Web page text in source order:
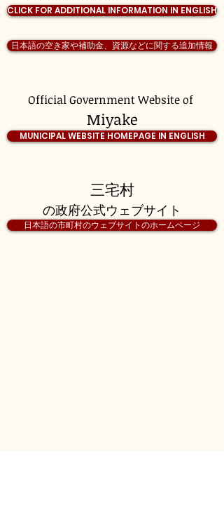
Official Government Website of
Miyake
CLICK FOR ADDITIONAL INFORMATION IN ENGLISH
日本語の空き家や補助金、資源などに関する追加情報
MUNICIPAL WEBSITE HOMEPAGE IN ENGLISH
三宅村
の政府公式ウェブサイト
日本語の市町村のウェブサイトのホームページ